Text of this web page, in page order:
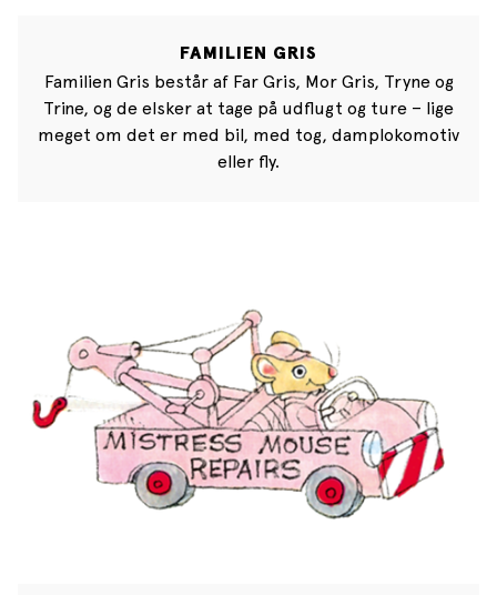
FAMILIEN GRIS
Familien Gris består af Far Gris, Mor Gris, Tryne og
Trine, og de elsker at tage på udflugt og ture – lige
meget om det er med bil, med tog, damplokomotiv
eller fly.